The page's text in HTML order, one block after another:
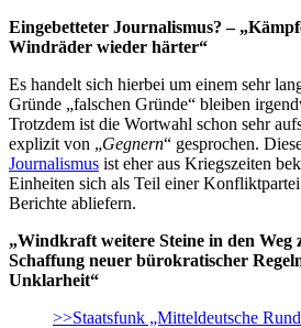
Eingebetteter Journalismus? –
Windräder wieder härter“
Es handelt sich hierbei um einem sehr
Gründe „falschen Gründe“ bleiben
Trotzdem ist die Wortwahl schon sehr
explizit von „Gegnern“ gesprochen.
Journalismus ist eher aus Kriegszeiten
Einheiten sich als Teil einer
Berichte abliefern.
„Windkraft weitere Steine in den Weg
Schaffung neuer bürokratischer
Unklarheit“
>>Staatsfunk „Mitteldeutsche